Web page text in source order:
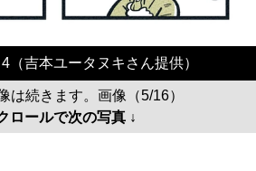
（吉本ユータヌキさん提供）
は続きます。画像（5/16）
ロールで次の写真 ↓